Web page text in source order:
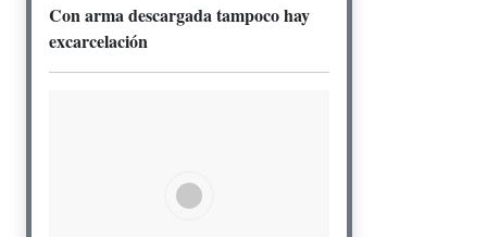
Con arma descargada tampoco hay
excarcelación